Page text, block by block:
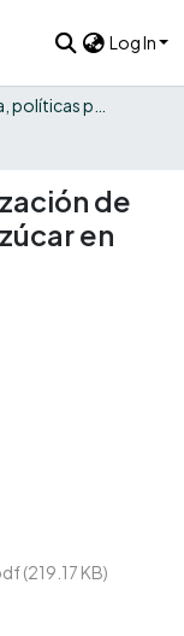
Log In
de
en
(219.17 KB)